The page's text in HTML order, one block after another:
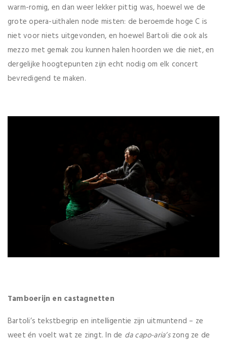
warm-romig, en dan weer lekker pittig was, hoewel we de
grote opera-uithalen node misten: de beroemde hoge C is
niet voor niets uitgevonden, en hoewel Bartoli die ook als
mezzo met gemak zou kunnen halen hoorden we die niet, en
dergelijke hoogtepunten zijn echt nodig om elk concert
bevredigend te maken.
Tamboerijn en castagnetten
Bartoli’s tekstbegrip en intelligentie zijn uitmuntend – ze
weet én voelt wat ze zingt. In de da capo-aria’szong ze de